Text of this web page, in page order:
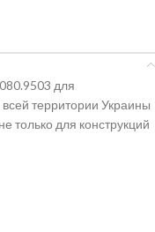
для
территории Украины
только для конструкций